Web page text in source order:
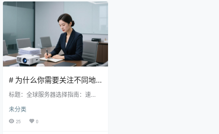
境稳定，适合商业运营 香港的法律
体系成熟、透明，对于企业的合法
经营提供了有力保障。同时，香港
政府对数据保护和隐私权的重视，
为企业提供了良…
# 为什么你需要关注不同地
区的服务器？
标题：全球服务器选择指南：速
A. 访问速度 香港服务器因其地理位
置的优势，通常提供极高的访问速
度。由于其位于亚洲的中心地带，
未分类
25 0